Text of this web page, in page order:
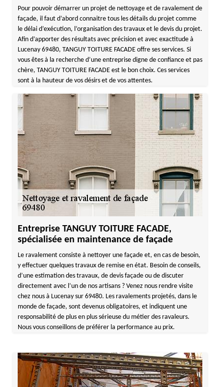
Pour pouvoir démarrer un projet de nettoyage et de ravalement de
façade, il faut d’abord connaitre tous les détails du projet comme
le délai d’exécution, l’organisation des travaux et le devis du projet.
Afin d’apporter des résultats avec précision et avec exactitude à
Lucenay 69480, TANGUY TOITURE FACADE offre ses services. Si
vous êtes à la recherche d’une entreprise digne de confiance et pas
chère, TANGUY TOITURE FACADE est le bon choix. Ces services
sont à la hauteur de vos désirs et de vos attentes.
Entreprise TANGUY TOITURE FACADE,
spécialisée en maintenance de façade
Le ravalement consiste à nettoyer une façade et, en cas de besoin,
y effectuer quelques travaux de remise en état. Besoin de conseils,
d’une estimation des travaux, de devis façade ou de discuter
directement avec l’un de nos artisans ? Venez nous rendre visite
chez nous à Lucenay sur 69480. Les ravalements projetés, dans le
monde de façade, sont devenus obligatoires, et indiquent une
responsabilité de plus en plus sérieuse du métier des ravaleurs.
Nous vous conseillons de préférer la performance au prix.